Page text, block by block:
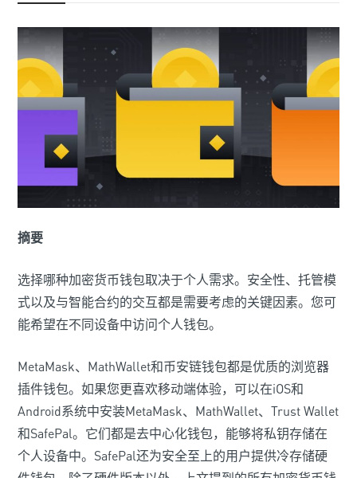
摘要
选择哪种加密货币钱包取决于个人需求。安全性、托管模
式以及与智能合约的交互都是需要考虑的关键因素。您可
能希望在不同设备中访问个人钱包。
MetaMask、MathWallet和币安链钱包都是优质的浏览器
插件钱包。如果您更喜欢移动端体验，可以在iOS和
Android系统中安装MetaMask、MathWallet、Trust Wallet
和SafePal。它们都是去中心化钱包，能够将私钥存储在
个人设备中。SafePal还为安全至上的用户提供冷存储硬